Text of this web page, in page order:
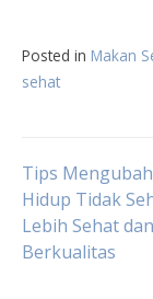
Posted in Makan
sehat
Post
Tips
Hidup Tidak
Lebih Sehat dan
Berkualitas